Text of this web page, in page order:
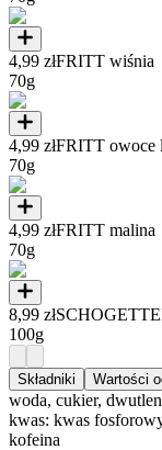
4,99 złFRITT wiśnia
70g
4,99 złFRITT owoce
70g
4,99 złFRITT malina
70g
8,99 zł
100g
Składniki Wartości
woda, cukier,
kwas: kwas
kofeina